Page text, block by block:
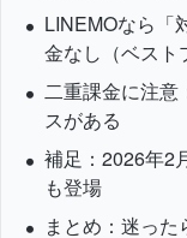
LINEMOなら「
金なし（ベスト
二重課金に注意
スがある
補足：2026年2
も登場
まとめ：迷っ